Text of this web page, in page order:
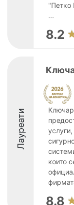
"Петко
...
8.2
Лауреати
които
8.8